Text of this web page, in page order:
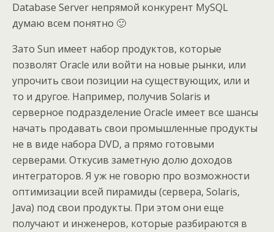
Database Server непрямой конкурент MySQL
думаю всем понятно 🙂
Зато Sun имеет набор продуктов, которые
позволят Oracle или войти на новые рынки, или
упрочить свои позиции на существующих, или и
то и другое. Например, получив Solaris и
серверное подразделение Oracle имеет все шансы
начать продавать свои промышленные продукты
не в виде набора DVD, а прямо готовыми
серверами. Откусив заметную долю доходов
интеграторов. Я уж не говорю про возможности
оптимизации всей пирамиды (сервера, Solaris,
Java) под свои продукты. При этом они еще
получают и инженеров, которые разбираются в